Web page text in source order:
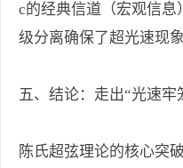
c的经典信道（宏观信
级分离确保了超光速现
五、结论：走出“光速牢
陈氏超弦理论的核心突